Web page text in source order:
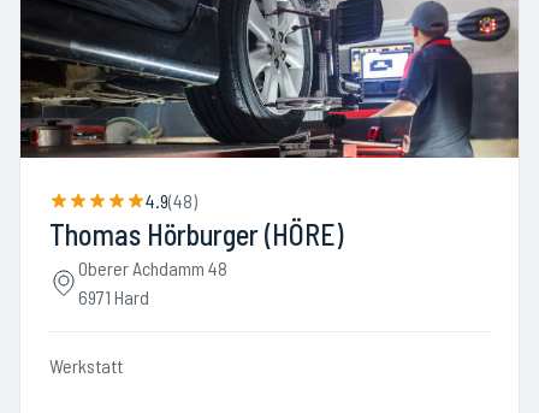
4.9(48)
Thomas Hörburger (HÖRE)
Oberer Achdamm 48
6971 Hard
Werkstatt